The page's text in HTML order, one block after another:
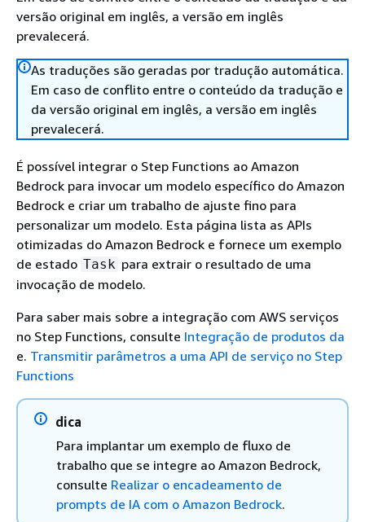
versão original em inglês, a versão em inglês
prevalecerá.
As traduções são geradas por tradução automática.
Em caso de conflito entre o conteúdo da tradução e
da versão original em inglês, a versão em inglês
prevalecerá.
É possível integrar o Step Functions ao Amazon
Bedrock para invocar um modelo específico do Amazon
Bedrock e criar um trabalho de ajuste fino para
personalizar um modelo. Esta página lista as APIs
otimizadas do Amazon Bedrock e fornece um exemplo
de estado Task para extrair o resultado de uma
invocação de modelo.
Para saber mais sobre a integração com AWS serviços
no Step Functions, consulte Integração de produtos da
e. Transmitir parâmetros a uma API de serviço no Step
Functions
dica
Para implantar um exemplo de fluxo de
trabalho que se integre ao Amazon Bedrock,
consulte Realizar o encadeamento de
prompts de IA com o Amazon Bedrock.